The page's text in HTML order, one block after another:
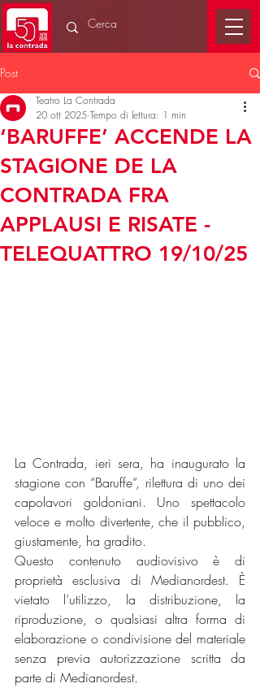
Post
‘BARUFFE’ ACCENDE LA
STAGIONE DE LA
CONTRADA FRA
APPLAUSI E RISATE -
TELEQUATTRO 19/10/25
Teatro La Contrada
20 ott 2025 Tempo di lettura: 1 min
La Contrada, ieri sera, ha inaugurato la
stagione con “Baruffe”, rilettura di uno dei
capolavori goldoniani. Uno spettacolo
veloce e molto divertente, che il pubblico,
giustamente, ha gradito.
Questo contenuto audiovisivo è di
proprietà esclusiva di Medianordest. È
vietato l’utilizzo, la distribuzione, la
riproduzione, o qualsiasi altra forma di
elaborazione o condivisione del materiale
senza previa autorizzazione scritta da
parte di Medianordest.